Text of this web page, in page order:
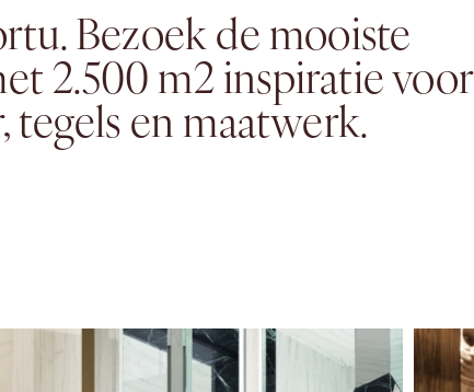
Bezoek de mooiste
2.500 m2 inspiratie voor
tegels en maatwerk.